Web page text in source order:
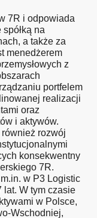
7R i odpowiada
na
a także za
menedżerem
z
portfelem
realizacji
oraz
i aktywów.
rozwój
konsekwentny
7R.
w P3 Logistic
lat. W tym czasie
w Polsce,
Wschodniej,